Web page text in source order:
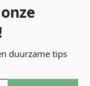
duurzame tips